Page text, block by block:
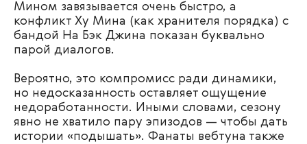
Мином завязывается очень быстро, а
конфликт Ху Мина (как хранителя порядка) с
бандой На Бэк Джина показан буквально
парой диалогов.
Вероятно, это компромисс ради динамики,
но недосказанность оставляет ощущение
недоработанности. Иными словами, сезону
явно не хватило пару эпизодов — чтобы дать
истории «подышать». Фанаты вебтуна также